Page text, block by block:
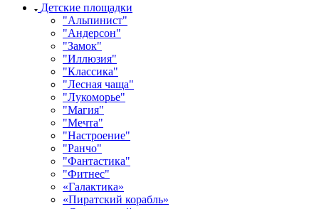
Детские площадки
"Альпинист"
"Андерсон"
"Замок"
"Иллюзия"
"Классика"
"Лесная чаща"
"Лукоморье"
"Магия"
"Мечта"
"Настроение"
"Ранчо"
"Фантастика"
"Фитнес"
«Галактика»
«Пиратский корабль»